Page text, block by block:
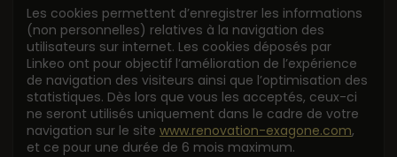
Les cookies permettent d’enregistrer les informations
(non personnelles) relatives à la navigation des
utilisateurs sur internet. Les cookies déposés par
Linkeo ont pour objectif l’amélioration de l’expérience
de navigation des visiteurs ainsi que l’optimisation des
statistiques. Dès lors que vous les acceptés, ceux-ci
ne seront utilisés uniquement dans le cadre de votre
navigation sur le site www.renovation-exagone.com,
et ce pour une durée de 6 mois maximum.